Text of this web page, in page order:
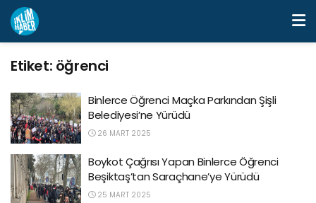
Etiket: öğrenci
Binlerce Öğrenci Maçka Parkından Şişli
Belediyesi’ne Yürüdü
26 MART 2025
Boykot Çağrısı Yapan Binlerce Öğrenci
Beşiktaş’tan Saraçhane’ye Yürüdü
25 MART 2025